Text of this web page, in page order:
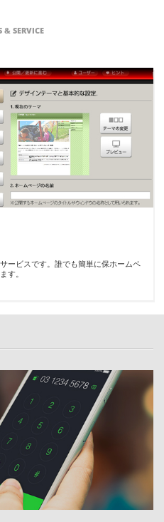
& SERVICE
ービスです。誰でも簡単に保ホームペ
す。